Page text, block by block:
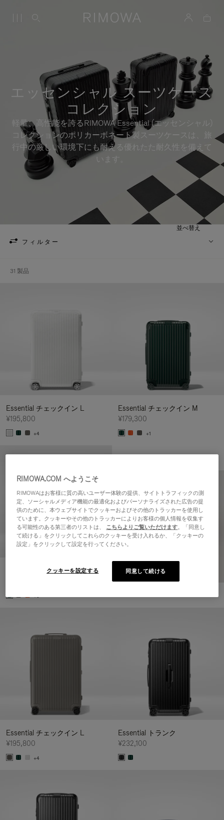
エッセンシャル スーツケース
コレクション
軽量、高性能を誇るRIMOWA Essential (エッセンシャル)
コレクションのポリカーボネート製スーツケースは、旅
行中の厳しい環境下にも耐える優れたた耐久性を備えて
います。
フィルター
並べ替え
31 製品
Essential チェックイン L
¥195,800
+4
Essential チェックイン M
¥179,300
+1
Essential キャビン
+5
Essential チェックイン L
¥195,800
+4
Essential トランク
¥232,100
RIMOWA.COM へようこそ
RIMOWAはお客様に質の高いユーザー体験の提供、サイトトラフィックの測
定、ソーシャルメディア機能の最適化およびパーソナライズされた広告の提
供のために、本ウェブサイトでクッキーおよびその他のトラッカーを使用し
ています。クッキーやその他のトラッカーによりお客様の個人情報を収集す
る可能性のある第三者のリストは、 こちらよりご覧いただけます。「同意し
て続ける」をクリックしてこれらのクッキーを受け入れるか、「クッキーの
設定」をクリックして設定を行ってください。
クッキーを設定する 同意して続ける